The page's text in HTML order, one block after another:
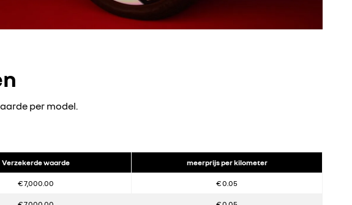
per model.
Verzekerde waarde meerprijs per kilometer
€ 7,000.00 € 0.05